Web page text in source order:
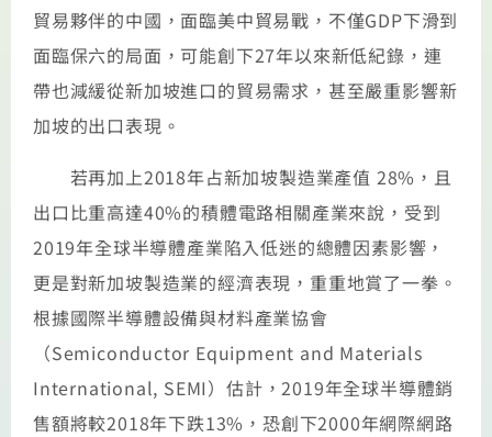
貿易夥伴的中國，面臨美中貿易戰，不僅GDP下滑到
面臨保六的局面，可能創下27年以來新低紀錄，連
帶也減緩從新加坡進口的貿易需求，甚至嚴重影響新
加坡的出口表現。
若再加上2018年占新加坡製造業產值 28%，且
出口比重高達40%的積體電路相關產業來說，受到
2019年全球半導體產業陷入低迷的總體因素影響，
更是對新加坡製造業的經濟表現，重重地賞了一拳。
根據國際半導體設備與材料產業協會
（Semiconductor Equipment and Materials
International, SEMI）估計，2019年全球半導體銷
售額將較2018年下跌13%，恐創下2000年網際網路